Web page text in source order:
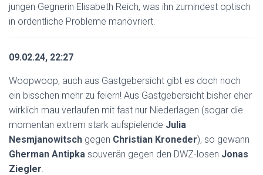
jungen Gegnerin Elisabeth Reich, was ihn zumindest optisch
in ordentliche Probleme manövriert.
09.02.24, 22:27
Woopwoop, auch aus Gastgebersicht gibt es doch noch
ein bisschen mehr zu feiern! Aus Gastgebersicht bisher eher
wirklich mau verlaufen mit fast nur Niederlagen (sogar die
momentan extrem stark aufspielende Julia
Nesmjanowitsch gegen Christian Kroneder), so gewann
Gherman Antipka souverän gegen den DWZ-losen Jonas
Ziegler.